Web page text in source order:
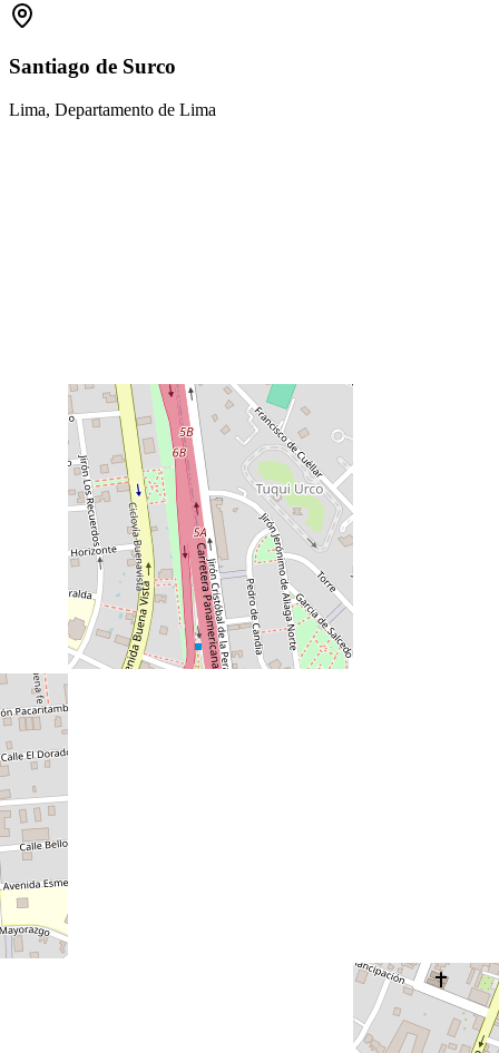
Santiago de Surco
Lima, Departamento de Lima